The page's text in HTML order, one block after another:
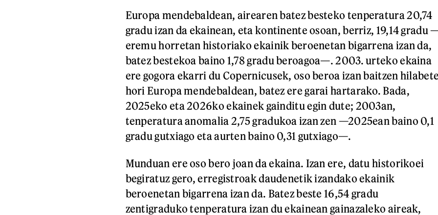
Europa mendebaldean, airearen batez besteko tenperatura 20,74
gradu izan da ekainean, eta kontinente osoan, berriz, 19,14 gradu
eremu horretan historiako ekainik beroenetan bigarrena izan da,
batez bestekoa baino 1,78 gradu beroagoa—. 2003. urteko ekaina
ere gogora ekarri du Copernicusek, oso beroa izan baitzen
hori Europa mendebaldean, batez ere garai hartarako. Bada,
2025eko eta 2026ko ekainek gainditu egin dute; 2003an,
tenperatura anomalia 2,75 gradukoa izan zen —2025ean baino 0,1
gradu gutxiago eta aurten baino 0,31 gutxiago—.
Munduan ere oso bero joan da ekaina. Izan ere, datu historikoei
begiratuz gero, erregistroak daudenetik izandako ekainik
beroenetan bigarrena izan da. Batez beste 16,54 gradu
zentigraduko tenperatura izan du ekainean gainazaleko aireak,